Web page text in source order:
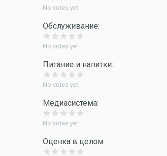
No votes yet
Обслуживание:
No votes yet
Питание и напитки:
No votes yet
Медиасистема:
No votes yet
Оценка в целом: